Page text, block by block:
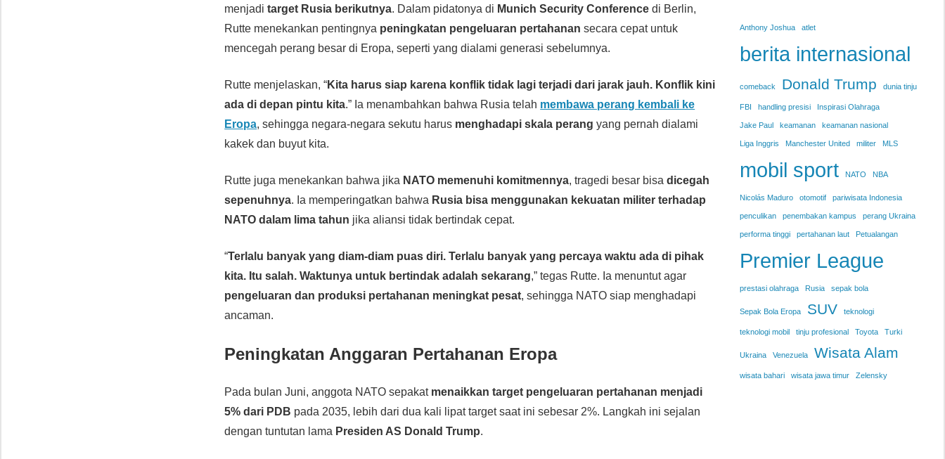
menjaditarget Rusia berikutnya. Dalam pidatonya di Munich Security Conference di Berlin,
Rutte menekankan pentingnya peningkatan pengeluaran pertahanan secara cepat untuk
mencegah perang besar di Eropa, seperti yang dialami generasi sebelumnya.
Rutte menjelaskan, “Kita harus siap karena konflik tidak lagi terjadi dari jarak jauh. Konflik kini
ada di depan pintu kita.” Ia menambahkan bahwa Rusia telah membawa perang kembali ke
Eropa, sehingga negara-negara sekutu harus menghadapi skala perang yang pernah dialami
kakek dan buyut kita.
Rutte juga menekankan bahwa jika NATO memenuhi komitmennya, tragedi besar bisadicegah
sepenuhnya. Ia memperingatkan bahwa Rusia bisa menggunakan kekuatan militer terhadap
NATO dalam lima tahun jika aliansi tidak bertindak cepat.
“Terlalu banyak yang diam-diam puas diri. Terlalu banyak yang percaya waktu ada di pihak
kita. Itu salah. Waktunya untuk bertindak adalah sekarang,” tegas Rutte. Ia menuntut agar
pengeluaran dan produksi pertahanan meningkat pesat, sehingga NATO siap menghadapi
ancaman.
Peningkatan Anggaran Pertahanan Eropa
Pada bulan Juni, anggota NATO sepakat menaikkan target pengeluaran pertahanan menjadi
5% dari PDB pada 2035, lebih dari dua kali lipat target saat ini sebesar 2%. Langkah ini sejalan
dengan tuntutan lama Presiden AS Donald Trump.
Anthony Joshua atlet
berita internasional
comeback Donald Trump dunia tinju
FBI handling presisi Inspirasi Olahraga
Jake Paul keamanan keamanan nasional
Liga Inggris Manchester United militer MLS
mobil sport NATO NBA
Nicolás Maduro otomotif pariwisata Indonesia
penculikan penembakan kampus perang Ukraina
performa tinggi pertahanan laut Petualangan
Premier League
prestasi olahraga Rusia sepak bola
Sepak Bola Eropa SUV teknologi
teknologi mobil tinju profesional Toyota Turki
Ukraina Venezuela Wisata Alam
wisata bahari wisata jawa timur Zelensky